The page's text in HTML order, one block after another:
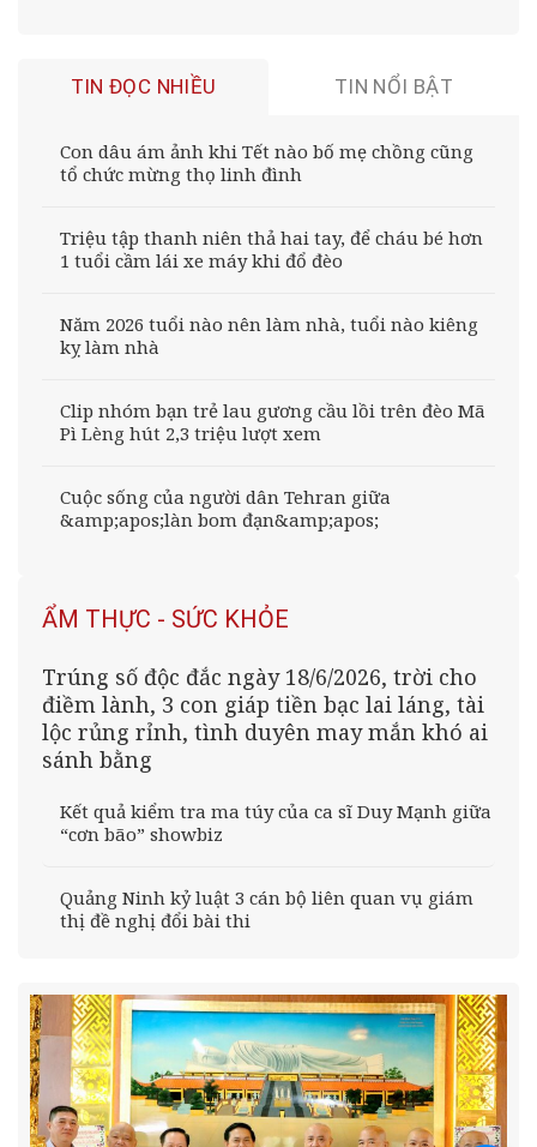
TIN ĐỌC NHIỀU TIN NỔI BẬT
Con dâu ám ảnh khi Tết nào bố mẹ chồng cũng
tổ chức mừng thọ linh đình
Triệu tập thanh niên thả hai tay, để cháu bé hơn
1 tuổi cầm lái xe máy khi đổ đèo
Năm 2026 tuổi nào nên làm nhà, tuổi nào kiêng
kỵ làm nhà
Clip nhóm bạn trẻ lau gương cầu lồi trên đèo Mã
Pì Lèng hút 2,3 triệu lượt xem
Cuộc sống của người dân Tehran giữa
&amp;apos;làn bom đạn&amp;apos;
ẨM THỰC - SỨC KHỎE
Trúng số độc đắc ngày 18/6/2026, trời cho
điềm lành, 3 con giáp tiền bạc lai láng, tài
lộc rủng rỉnh, tình duyên may mắn khó ai
sánh bằng
Kết quả kiểm tra ma túy của ca sĩ Duy Mạnh giữa
“cơn bão” showbiz
Quảng Ninh kỷ luật 3 cán bộ liên quan vụ giám
thị đề nghị đổi bài thi